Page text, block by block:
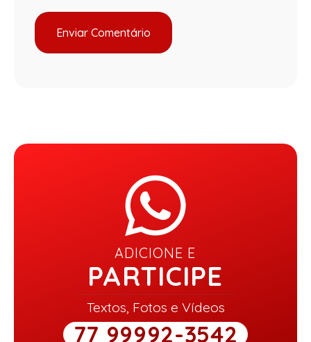
ADICIONE E
PARTICIPE
Textos, Fotos e Vídeos
77 99992-3542